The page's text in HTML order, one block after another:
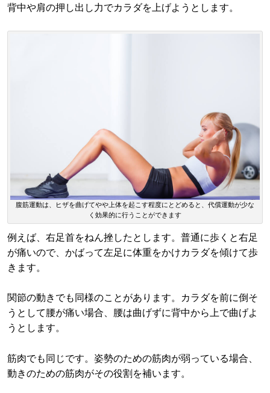
背中や肩の押し出し力でカラダを上げようとします。
腹筋運動は、ヒザを曲げてやや上体を起こす程度にとどめると、代償運動が少な
く効果的に行うことができます
例えば、右足首をねん挫したとします。普通に歩くと右足
が痛いので、かばって左足に体重をかけカラダを傾けて歩
きます。
関節の動きでも同様のことがあります。カラダを前に倒そ
うとして腰が痛い場合、腰は曲げずに背中から上で曲げよ
うとします。
筋肉でも同じです。姿勢のための筋肉が弱っている場合、
動きのための筋肉がその役割を補います。